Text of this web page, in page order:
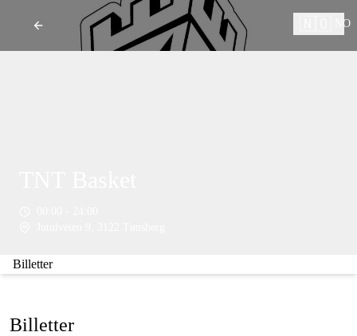
NO
Billetter
Billetter